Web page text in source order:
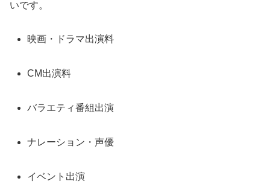
いです。
映画・ドラマ出演料
CM出演料
バラエティ番組出演
ナレーション・声優
イベント出演